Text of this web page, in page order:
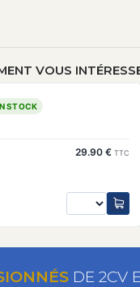
VOUS
STOCK
29.90 € TTC
DE 2CV